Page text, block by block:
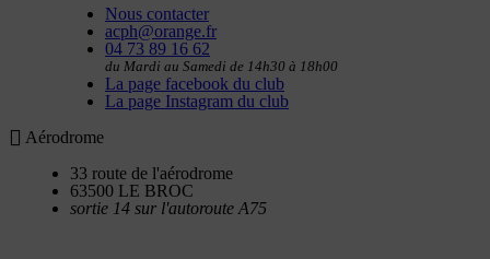
Nous contacter
acph@orange.fr
04 73 89 16 62
du Mardi au Samedi de 14h30 à 18h00
La page facebook du club
La page Instagram du club
Aérodrome
33 route de l'aérodrome
63500 LE BROC
sortie 14 sur l'autoroute A75